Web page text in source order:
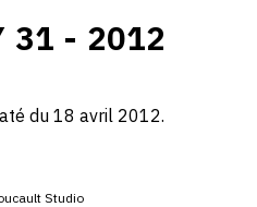
31 - 2012
du 18 avril 2012.
Studio